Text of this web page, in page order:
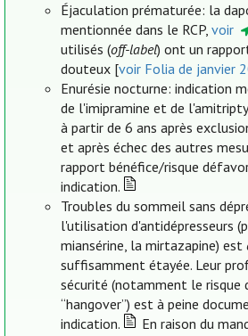
Éjaculation prématurée: la
mentionnée dans le RCP,voir
utilisés (off-label) ont un
douteux [voir Folia de janvier
Enurésie nocturne: indication
de l'imipramine et de
à partir de 6 ans après
et après échec des autres
rapport bénéfice/risque
indication.
Troubles du sommeil sans
l'utilisation d'antidépresseurs
miansérine, la mirtazapine) est
suffisamment étayée. Leur
sécurité (notamment le risque
“hangover”) est à peine
indication.
En raison du